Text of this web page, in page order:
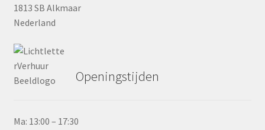
1813 SB Alkmaar
Nederland
Openingstijden
Ma: 13:00 – 17:30